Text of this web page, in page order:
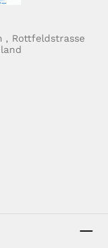
, Rottfeldstrasse